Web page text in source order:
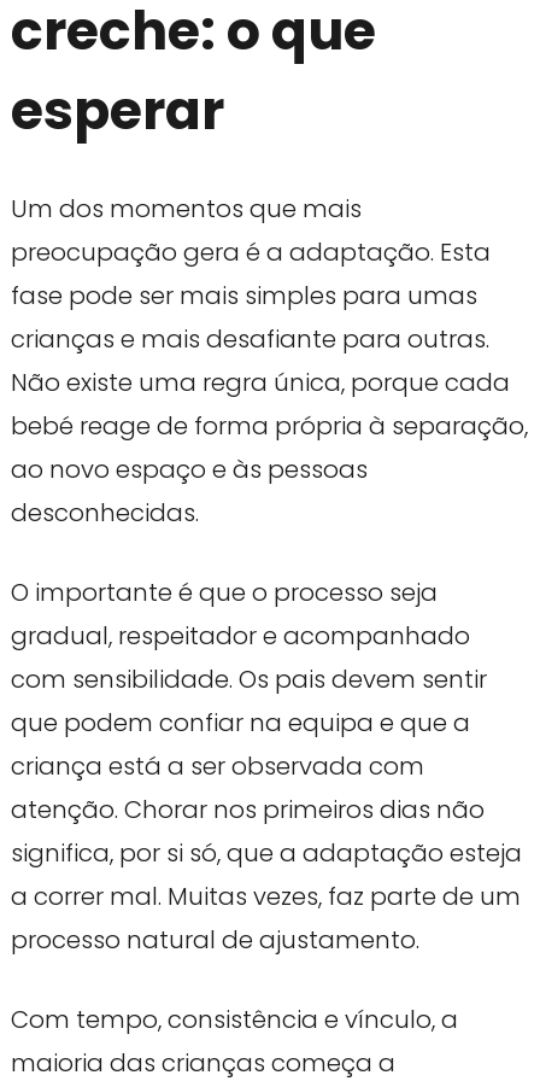
creche: o que
esperar
Um dos momentos que mais
preocupação gera é a adaptação. Esta
fase pode ser mais simples para umas
crianças e mais desafiante para outras.
Não existe uma regra única, porque cada
bebé reage de forma própria à separação,
ao novo espaço e às pessoas
desconhecidas.
O importante é que o processo seja
gradual, respeitador e acompanhado
com sensibilidade. Os pais devem sentir
que podem confiar na equipa e que a
criança está a ser observada com
atenção. Chorar nos primeiros dias não
significa, por si só, que a adaptação esteja
a correr mal. Muitas vezes, faz parte de um
processo natural de ajustamento.
Com tempo, consistência e vínculo, a
maioria das crianças começa a